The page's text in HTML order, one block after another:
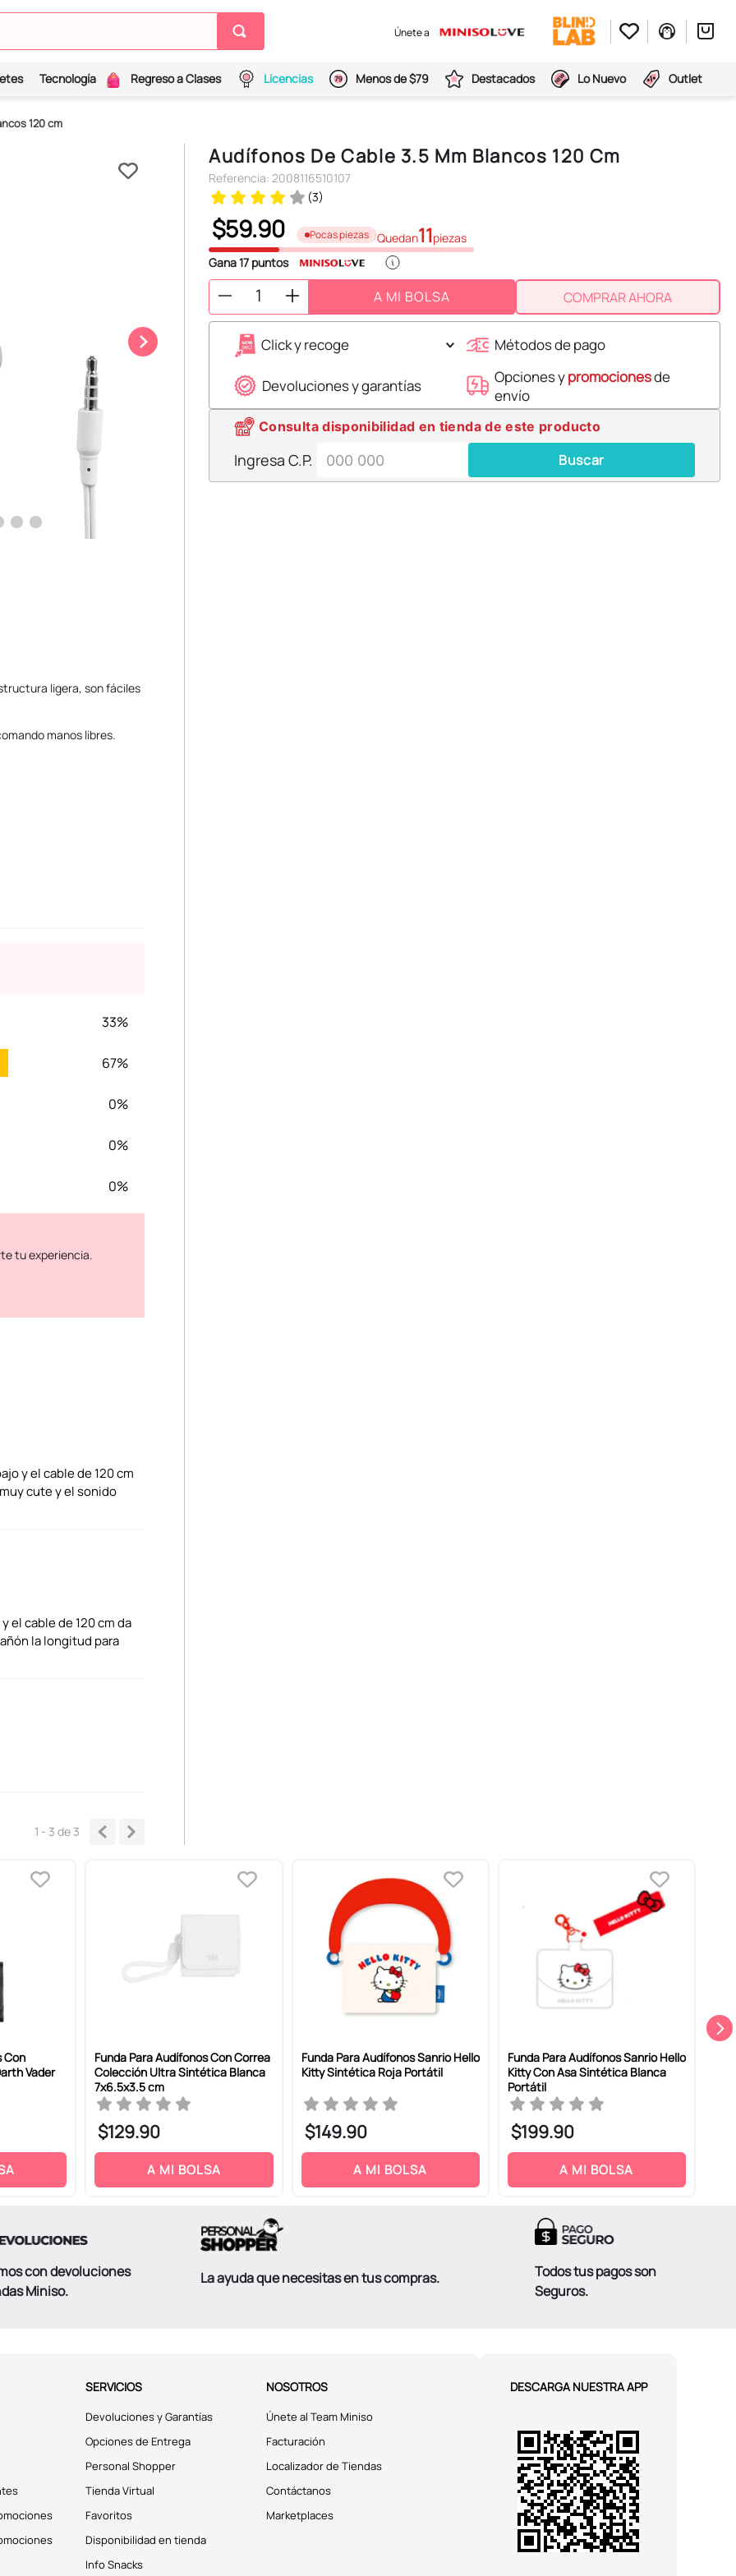
Únete a
Tecnología Regreso a Clases Licencias Menos de $79 Destacados Lo Nuevo Outlet
120 cm
ligera, son fáciles
manos libres.
33%
67%
0%
0%
0%
y el cable de 120 cm
cute y el sonido
el cable de 120 cm da
la longitud para
1 - 3de 3
Audífonos De Cable 3.5 Mm Blancos 120 Cm
Referencia: 2008116510107
(3)
$59.90 Pocas piezas Quedan11piezas
Gana17 puntos
A MI BOLSA COMPRAR AHORA
Click y recoge Métodos de pago
Devoluciones y garantías Opciones ypromocionesde
envío
Consulta disponibilidad en tienda de este producto
Ingresa C.P. Buscar
Con
Vader
Funda Para Audífonos Con Correa
Colección Ultra Sintética Blanca
7x6.5x3.5 cm
$129.90
A MI BOLSA
Funda Para Audífonos Sanrio Hello
Kitty Sintética Roja Portátil
$149.90
A MI BOLSA
Funda Para Audífonos Sanrio Hello
Kitty Con Asa Sintética Blanca
Portátil
$199.90
A MI BOLSA
con devoluciones
Miniso.
La ayuda que necesitas en tus compras.
Todos tus pagos son
Seguros.
SERVICIOS
Devoluciones y Garantías
Opciones de Entrega
Personal Shopper
Tienda Virtual
Favoritos
Disponibilidad en tienda
Info Snacks
NOSOTROS
Únete al Team Miniso
Facturación
Localizador de Tiendas
Contáctanos
Marketplaces
DESCARGA NUESTRA APP